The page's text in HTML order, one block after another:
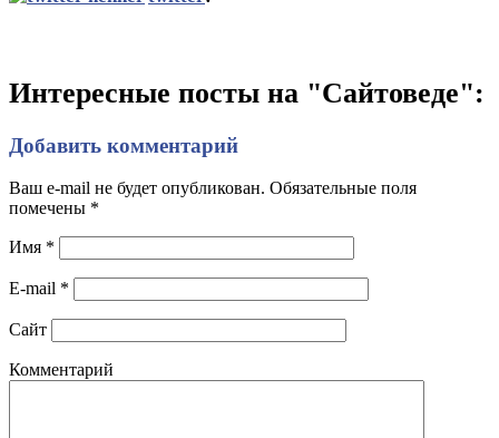
Интересные посты на "Сайтоведе":
Добавить комментарий
Ваш e-mail не будет опубликован. Обязательные поля
помечены *
Имя *
E-mail *
Сайт
Комментарий